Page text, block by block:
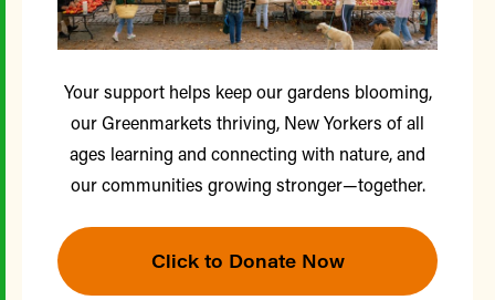
Your support helps keep our gardens blooming,
our Greenmarkets thriving, New Yorkers of all
ages learning and connecting with nature, and
our communities growing stronger—together.
Click to Donate Now